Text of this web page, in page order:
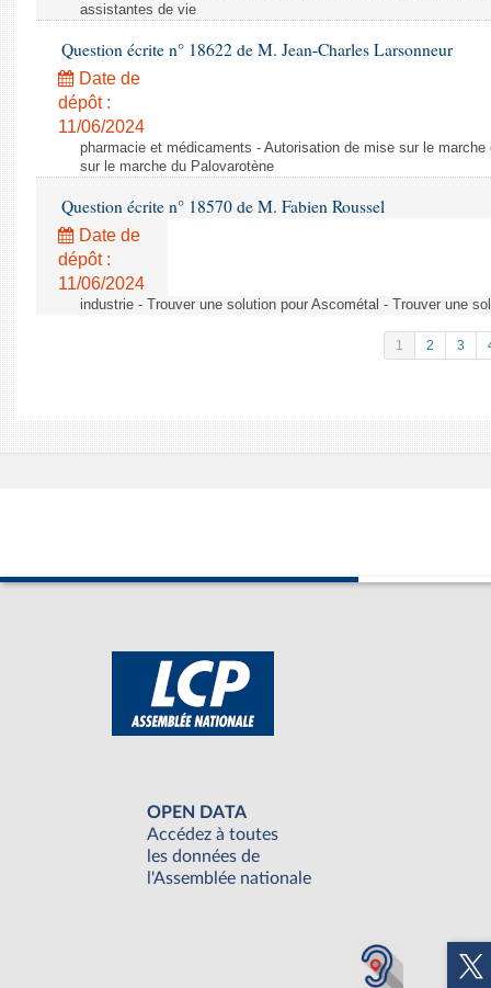
assistantes de vie
Question écrite n° 18622 de M. Jean-Charles Larsonneur
Date de
dépôt :
11/06/2024
pharmacie et médicaments - Autorisation de mise sur le
sur le marche du Palovarotène
Question écrite n° 18570 de M. Fabien Roussel
Date de
dépôt :
11/06/2024
industrie - Trouver une solution pour Ascométal - Trouver une
1 2 3
OPEN DATA
Accédez à toutes
les données de
l'Assemblée nationale